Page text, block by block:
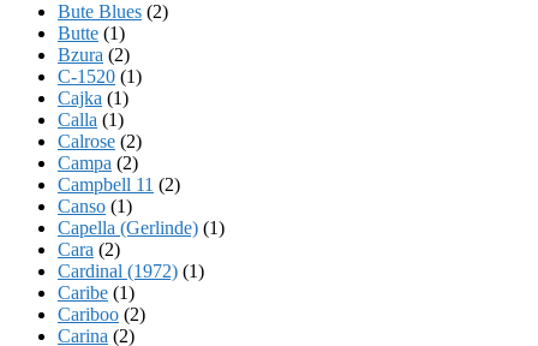
Bute Blues (2)
Butte (1)
Bzura (2)
C-1520 (1)
Cajka (1)
Calla (1)
Calrose (2)
Campa (2)
Campbell 11 (2)
Canso (1)
Capella (Gerlinde) (1)
Cara (2)
Cardinal (1972) (1)
Caribe (1)
Cariboo (2)
Carina (2)